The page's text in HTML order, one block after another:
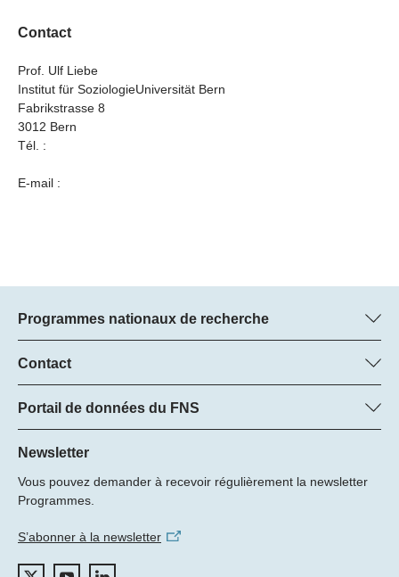
Contact
Prof. Ulf Liebe
Institut für SoziologieUniversität Bern
Fabrikstrasse 8
3012 Bern
Tél. :
E-mail :
Programmes nationaux de recherche
Vous trouverez ici des informations sur tous les Programmes
nationaux de recherche (PNR) :
Tous les PNR
Contact
Manager du programme
Dr Pascal Walther, FNS
Tél.: +
22
Portail de données du FNS
Vous trouverez ici des informations complètes sur les projets de
recherche et les subsides approuvés par le FNS.
Recherche de projets
Newsletter
Vous pouvez demander à recevoir régulièrement la newsletter
Programmes.
S’abonner à la newsletter